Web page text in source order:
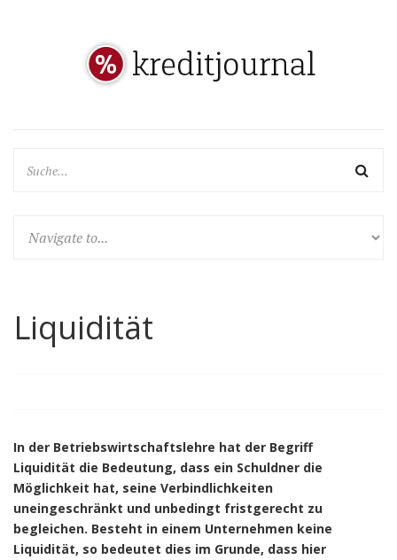
Liquidität
In der Betriebswirtschaftslehre hat der Begriff
Liquidität die Bedeutung, dass ein Schuldner die
Möglichkeit hat, seine Verbindlichkeiten
uneingeschränkt und unbedingt fristgerecht zu
begleichen. Besteht in einem Unternehmen keine
Liquidität, so bedeutet dies im Grunde, dass hier